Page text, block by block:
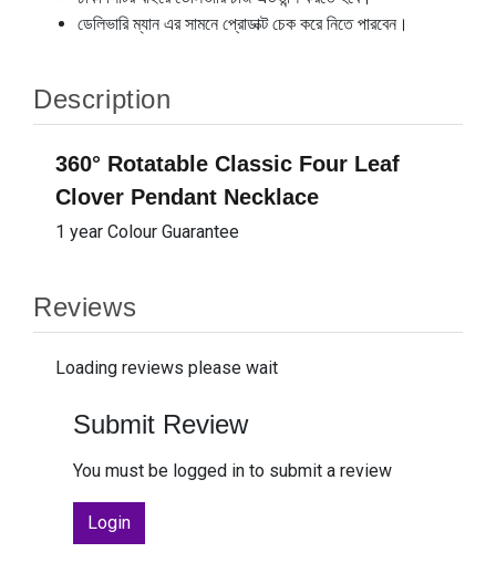
ডেলিভারি ম্যান এর সামনে প্রোডাক্ট চেক করে নিতে পারবেন।
Description
360° Rotatable Classic Four Leaf
Clover Pendant Necklace
1 year Colour Guarantee
Reviews
Loading reviews please wait
Submit Review
You must be logged in to submit a review
Login